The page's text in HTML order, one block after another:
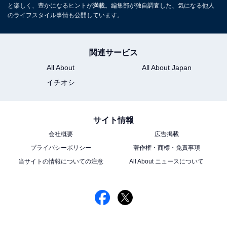
と楽しく、豊かになるヒントが満載。編集部が独自調査した、気になる他人
のライフスタイル事情も公開しています。
関連サービス
All About
All About Japan
イチオシ
サイト情報
会社概要
広告掲載
プライバシーポリシー
著作権・商標・免責事項
当サイトの情報についての注意
All About ニュースについて